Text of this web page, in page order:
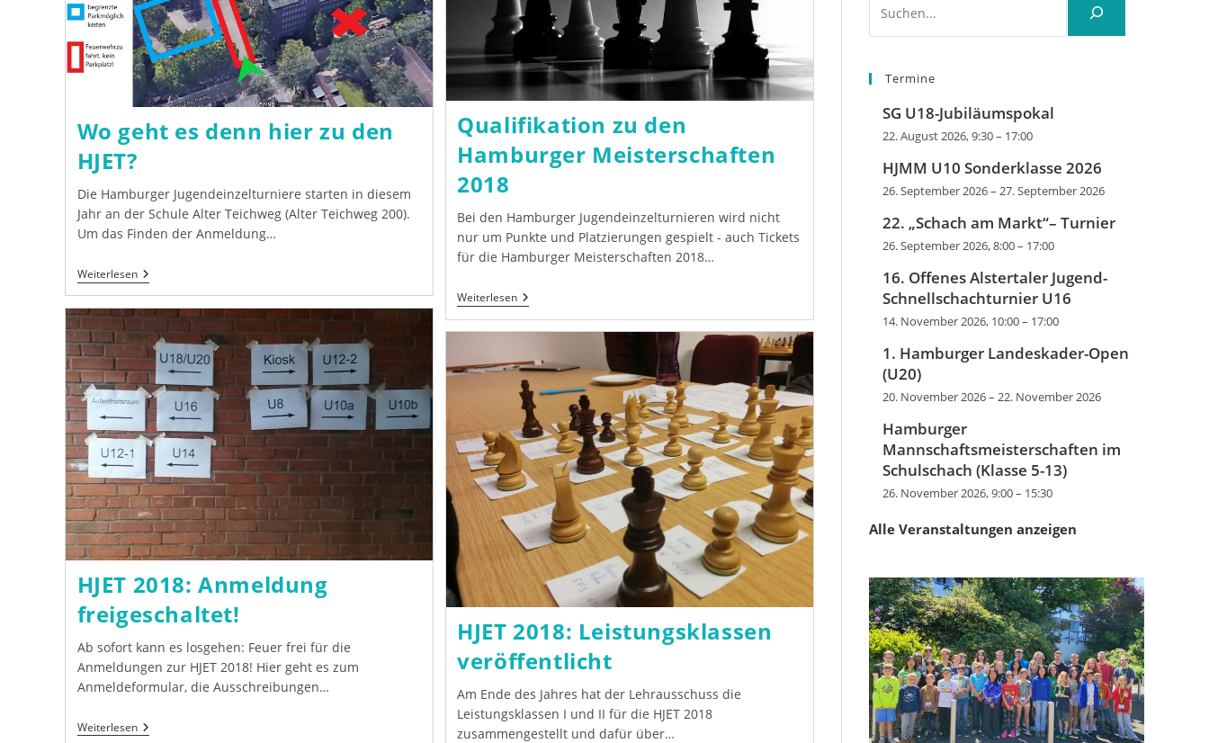
Wo geht es denn hier zu den
HJET?
Die Hamburger Jugendeinzelturniere starten in diesem
Jahr an der Schule Alter Teichweg (Alter Teichweg 200).
Um das Finden der Anmeldung…
WeiterlesenWo
Geht
Denn
Hier
Zu
Den
HJET?
Qualifikation zu den
Hamburger Meisterschaften
2018
Bei den Hamburger Jugendeinzelturnieren wird nicht
nur um Punkte und Platzierungen gespielt - auch Tickets
für die Hamburger Meisterschaften 2018…
WeiterlesenQualifikation
Zu
Den
Meisterschaften
2018
HJET 2018: Anmeldung
freigeschaltet!
Ab sofort kann es losgehen: Feuer frei für die
Anmeldungen zur HJET 2018! Hier geht es zum
Anmeldeformular, die Ausschreibungen…
WeiterlesenHJET
HJET 2018: Leistungsklassen
veröffentlicht
Am Ende des Jahres hat der Lehrausschuss die
Leistungsklassen I und II für die HJET 2018
zusammengestellt und dafür über…
Termine
SG U18-Jubiläumspokal
22. August 2026, 9:30– 17:00
HJMM U10 Sonderklasse 2026
26. September 2026– 27. September 2026
22. „Schach am Markt“– Turnier
26. September 2026, 8:00– 17:00
16. Offenes Alstertaler Jugend-
Schnellschachturnier U16
14. November 2026, 10:00– 17:00
1. Hamburger Landeskader-Open
(U20)
20. November 2026– 22. November 2026
Hamburger
Mannschaftsmeisterschaften im
Schulschach (Klasse 5-13)
26. November 2026, 9:00– 15:30
Alle Veranstaltungen anzeigen